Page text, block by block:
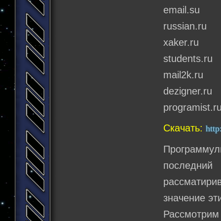
email.su
russian.ru
xaker.ru
students.ru
mail2k.ru
dezigner.ru
Скачать:
значение